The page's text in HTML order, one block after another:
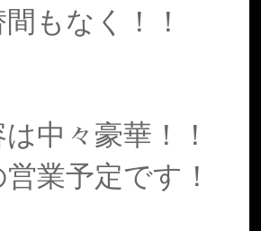
もなく！！
中々豪華！！
業予定です！